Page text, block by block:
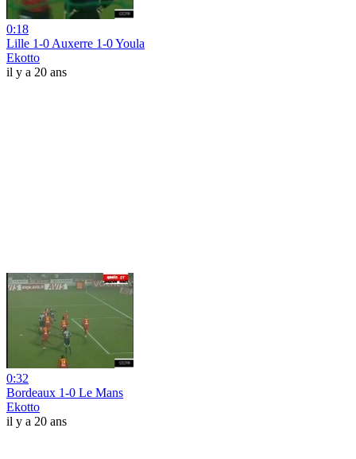
0:18
Lille 1-0 Auxerre 1-0 Youla
Ekotto
il y a 20 ans
0:32
Bordeaux 1-0 Le Mans
Ekotto
il y a 20 ans